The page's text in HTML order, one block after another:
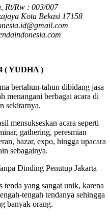
Rt/Rw : 003/007
Kota Bekasi 17158
( YUDHA )
bertahun-tahun dibidang jasa
menangani berbagai acara di
sekitarnya.
mensukseskan acara seperti
gathering, peresmian
bazar, expo, hingga upacara
sebagainya.
tenda yang sangat unik, karena
tengah tendanya sehingga
banyak orang.